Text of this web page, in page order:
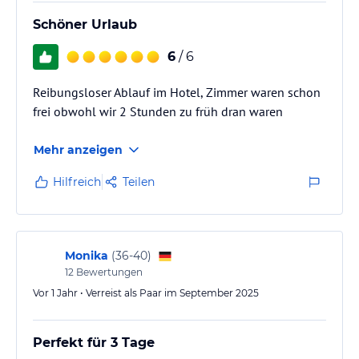
ausgewiesener Raucherbereich ist vorhanden.
Gastronomie im Hotel
Unser Tipp für alle, die abends mal keine Lust haben zu kochen
oder zum Frühstück gerne mal das Buffet im aja Bergresort testen
Möglichkeit, im Restaurant zu frühstücken oder das Abendbuffet
Stroblhaus:
Unser historisches Bauernhaus mit Gastgarten und neuer
Köstliche Cocktails sowie regionale und internationale Weine
Sport und Unterhaltung
Schöner Urlaub
6 / 6
Reibungsloser Ablauf im Hotel, Zimmer waren schon
frei obwohl wir 2 Stunden zu früh dran waren
Mehr anzeigen
Hilfreich Teilen
Monika (36-40)
12 Bewertungen
Vor 1 Jahr • Verreist als Paar im September 2025
Perfekt für 3 Tage